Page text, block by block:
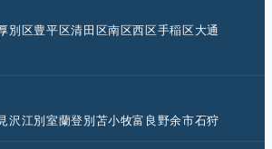
別区豊平区清田区南区西区手稲区大通
沢江別室蘭登別苫小牧富良野余市石狩